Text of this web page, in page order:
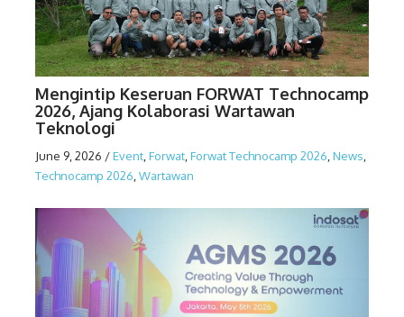
Mengintip Keseruan FORWAT Technocamp
2026, Ajang Kolaborasi Wartawan
Teknologi
June 9, 2026 /Event Forwat Forwat Technocamp 2026 News
Technocamp 2026 Wartawan